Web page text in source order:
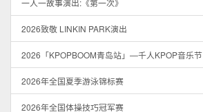
一人一故事演出:《第一次》
2026致敬 LINKIN PARK演出
2026「KPOPBOOM青岛站」—千人KPOP音乐节
2026年全国夏季游泳锦标赛
2026年全国体操技巧冠军赛